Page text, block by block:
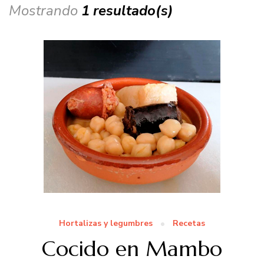
Mostrando 1 resultado(s)
Hortalizas y legumbres Recetas
Cocido en Mambo